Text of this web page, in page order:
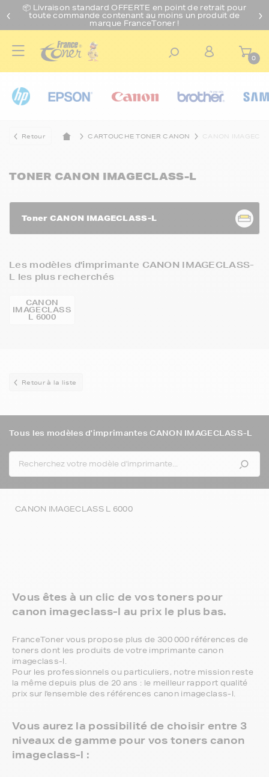
📦 Livraison standard OFFERTE en point de retrait pour
toute commande contenant au moins un produit de
marque FranceToner !
0
Retour CARTOUCHE TONER CANON CANON
TONER CANON IMAGECLASS-L
Toner CANON IMAGECLASS-L
Les modèles d'imprimante CANON IMAGECLASS-
L les plus recherchés
CANON
IMAGECLASS
L 6000
Retour à la liste
Tous les modèles d'imprimantes CANON IMAGECLASS-L
CANON IMAGECLASS L 6000
Vous êtes à un clic de vos toners pour
canon imageclass-l au prix le plus bas.
FranceToner vous propose plus de 300 000 références de
toners dont les produits de votre imprimante canon
imageclass-l.
Pour les professionnels ou particuliers, notre mission reste
la même depuis plus de 20 ans : le meilleur rapport qualité
prix sur l'ensemble des références canon imageclass-l.
Vous aurez la possibilité de choisir entre 3
niveaux de gamme pour vos toners canon
imageclass-l :